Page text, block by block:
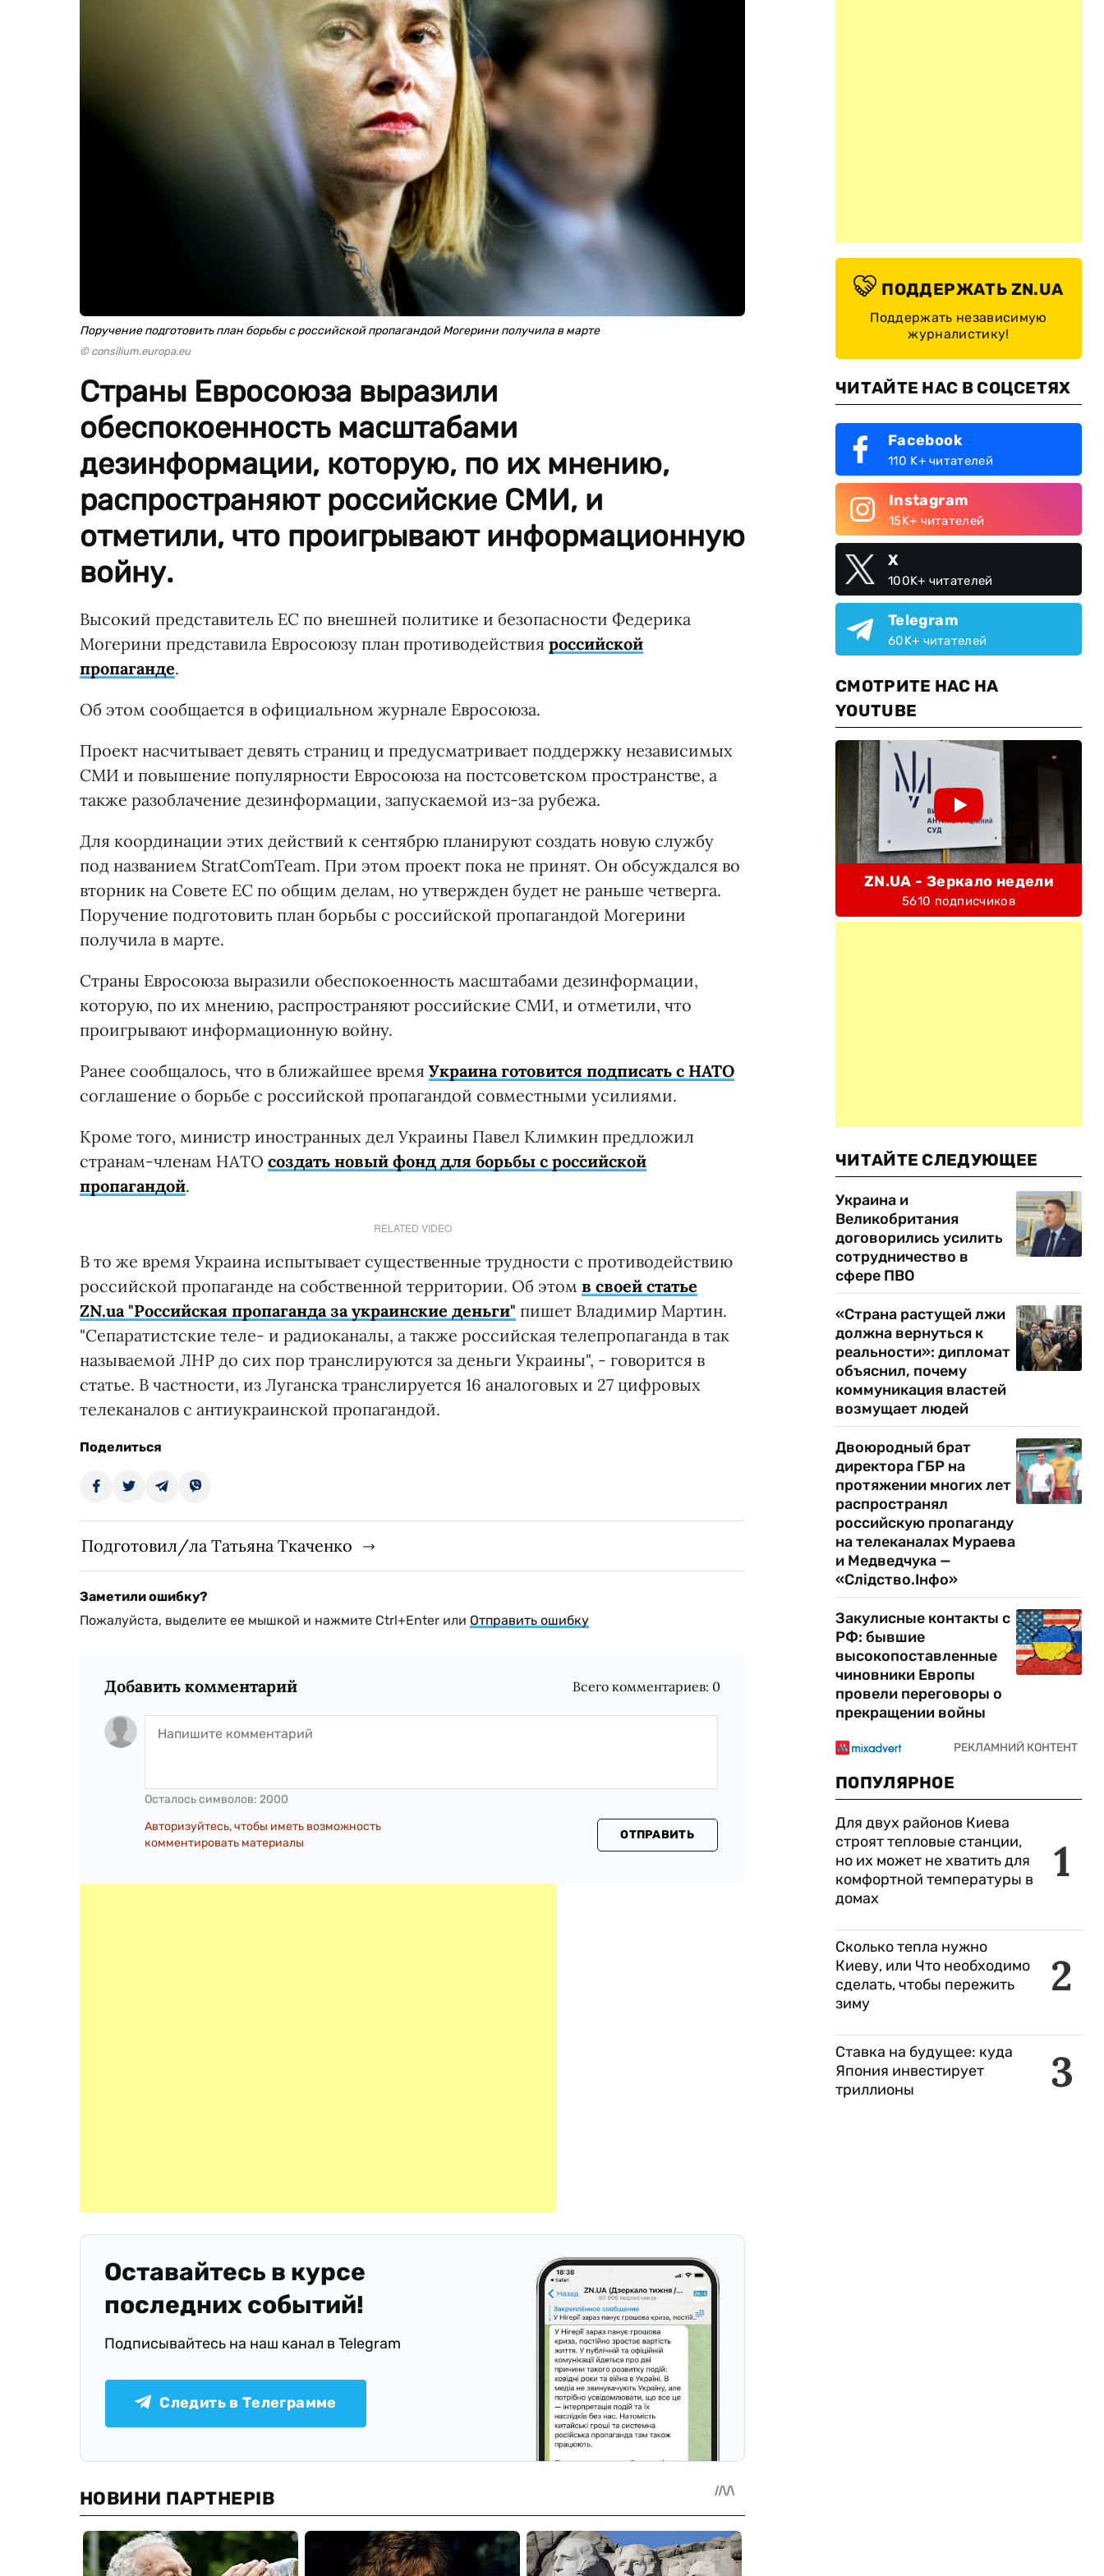
Поручение подготовить план борьбы с российской пропагандой Могерини получила в марте
© consilium.europa.eu
Страны Евросоюза выразили
обеспокоенность масштабами
дезинформации, которую, по их мнению,
распространяют российские СМИ, и
отметили, что проигрывают информационную
войну.
Высокий представитель ЕС по внешней политике и безопасности Федерика
Могерини представила Евросоюзу план противодействия российской
пропаганде.
Об этом сообщается в официальном журнале Евросоюза.
Проект насчитывает девять страниц и предусматривает поддержку независимых
СМИ и повышение популярности Евросоюза на постсоветском пространстве, а
также разоблачение дезинформации, запускаемой из-за рубежа.
Для координации этих действий к сентябрю планируют создать новую службу
под названием StratComTeam. При этом проект пока не принят. Он обсуждался во
вторник на Совете ЕС по общим делам, но утвержден будет не раньше четверга.
Поручение подготовить план борьбы с российской пропагандой Могерини
получила в марте.
Страны Евросоюза выразили обеспокоенность масштабами дезинформации,
которую, по их мнению, распространяют российские СМИ, и отметили, что
проигрывают информационную войну.
Ранее сообщалось, что в ближайшее время Украина готовится подписать с НАТО
соглашение о борьбе с российской пропагандой совместными усилиями.
Кроме того, министр иностранных дел Украины Павел Климкин предложил
странам-членам НАТО создать новый фонд для борьбы с российской
пропагандой.
RELATED VIDEO
В то же время Украина испытывает существенные трудности с противодействию
российской пропаганде на собственной территории. Об этом в своей статье
ZN.ua "Российская пропаганда за украинские деньги" пишет Владимир Мартин.
"Сепаратистские теле- и радиоканалы, а также российская телепропаганда в так
называемой ЛНР до сих пор транслируются за деньги Украины", - говорится в
статье. В частности, из Луганска транслируется 16 аналоговых и 27 цифровых
телеканалов с антиукраинской пропагандой.
Поделиться
Подготовил/ла Татьяна Ткаченко
Заметили ошибку?
Пожалуйста, выделите ее мышкой и нажмите Ctrl+Enter или Отправить ошибку
Добавить комментарий Всего комментариев: 0
Осталось символов: 2000
Авторизуйтесь, чтобы иметь возможность
комментировать материалы
ОТПРАВИТЬ
Оставайтесь в курсе
последних событий!
Подписывайтесь на наш канал в Telegram
Следить в Телеграмме
ПОДДЕРЖАТЬ ZN.UA
Поддержать независимую
журналистику!
ЧИТАЙТЕ НАС В СОЦСЕТЯХ
Facebook
110 K+ читателей
Instagram
15K+ читателей
X
100K+ читателей
Telegram
60K+ читателей
СМОТРИТЕ НАС НА
YOUTUBE
ZN.UA - Зеркало недели
5610 подписчиков
ЧИТАЙТЕ СЛЕДУЮЩЕЕ
Украина и
Великобритания
договорились усилить
сотрудничество в
сфере ПВО
«Страна растущей лжи
должна вернуться к
реальности»: дипломат
объяснил, почему
коммуникация властей
возмущает людей
Двоюродный брат
директора ГБР на
протяжении многих лет
распространял
российскую пропаганду
на телеканалах Мураева
и Медведчука —
«Слідство.Інфо»
Закулисные контакты с
РФ: бывшие
высокопоставленные
чиновники Европы
провели переговоры о
прекращении войны
ПОПУЛЯРНОЕ
1
Для двух районов Киева
строят тепловые станции,
но их может не хватить для
комфортной температуры в
домах
2
Сколько тепла нужно
Киеву, или Что необходимо
сделать, чтобы пережить
зиму
3
Ставка на будущее: куда
Япония инвестирует
триллионы